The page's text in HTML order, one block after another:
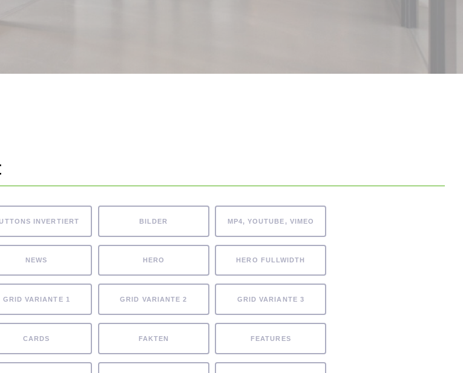
INVERTIERT BILDER MP4, YOUTUBE, VIMEO
NEWS HERO HERO FULLWIDTH
GRID VARIANTE 1 GRID VARIANTE 2 GRID VARIANTE 3
CARDS FAKTEN FEATURES